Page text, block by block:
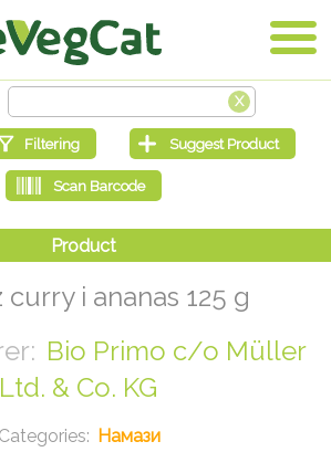
curry i ananas 125 g
Bio Primo c/o Müller
Ltd. & Co. KG
Намази